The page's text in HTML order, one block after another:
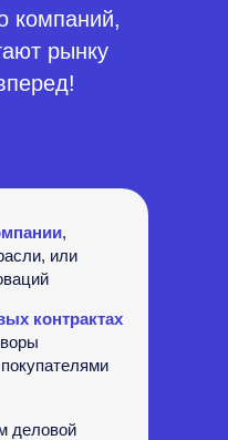
компаний,
рынку
,
или
контрактах
деловой